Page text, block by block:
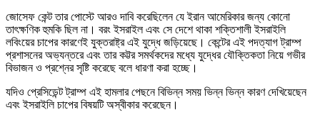
জোসেফ কেন্ট তার পোস্টে আরও দাবি করেছিলেন যে ইরান আমেরিকার জন্য কোনো
তাৎক্ষণিক হুমকি ছিল না। বরং ইসরাইল এবং সে দেশে থাকা শক্তিশালী ইসরাইলি
লবিংয়ের চাপের কারণেই যুক্তরাষ্ট্র এই যুদ্ধে জড়িয়েছে। কেন্টের এই পদত্যাগ ট্রাম্প
প্রশাসনের অভ্যন্তরে এবং তার কট্টর সমর্থকদের মধ্যে যুদ্ধের যৌক্তিকতা নিয়ে গভীর
বিভাজন ও প্রশ্নের সৃষ্টি করেছে বলে ধারণা করা হচ্ছে।
যদিও প্রেসিডেন্ট ট্রাম্প এই হামলার পেছনে বিভিন্ন সময় ভিন্ন ভিন্ন কারণ দেখিয়েছেন
এবং ইসরাইলি চাপের বিষয়টি অস্বীকার করেছেন।